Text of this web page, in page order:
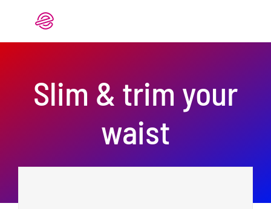
contenido
Slim & trim your
waist